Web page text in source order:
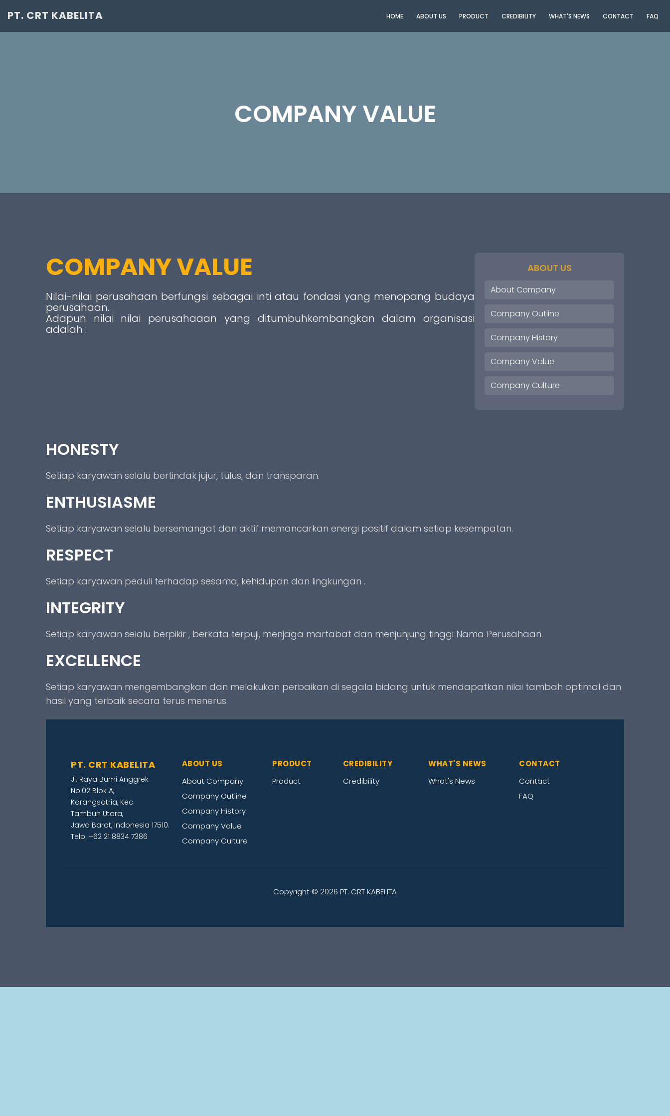
PT. CRT KABELITA HOME ABOUT US PRODUCT CREDIBILITY WHAT'S NEWS CONTACT FAQ
COMPANY VALUE
COMPANY VALUE
Nilai-nilai perusahaan berfungsi sebagai inti atau fondasi yang menopang budaya
perusahaan.
Adapun nilai nilai perusahaaan yang ditumbuhkembangkan dalam organisasi
adalah :
ABOUT US
About Company
Company Outline
Company History
Company Value
Company Culture
HONESTY
Setiap karyawan selalu bertindak jujur, tulus, dan transparan.
ENTHUSIASME
Setiap karyawan selalu bersemangat dan aktif memancarkan energi positif dalam setiap kesempatan.
RESPECT
Setiap karyawan peduli terhadap sesama, kehidupan dan lingkungan .
INTEGRITY
Setiap karyawan selalu berpikir , berkata terpuji, menjaga martabat dan menjunjung tinggi Nama Perusahaan.
EXCELLENCE
Setiap karyawan mengembangkan dan melakukan perbaikan di segala bidang untuk mendapatkan nilai tambah optimal dan
hasil yang terbaik secara terus menerus.
PT. CRT KABELITA
Jl. Raya Bumi Anggrek
No.02 Blok A,
Karangsatria, Kec.
Tambun Utara,
Jawa Barat, Indonesia 17510.
Telp. +62 21 8834 7386
ABOUT US
About Company
Company Outline
Company History
Company Value
Company Culture
PRODUCT
Product
CREDIBILITY
Credibility
WHAT'S NEWS
What's News
CONTACT
Contact
FAQ
Copyright © 2026 PT. CRT KABELITA